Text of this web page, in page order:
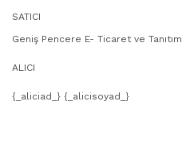
SATICI
Geniş Pencere E- Ticaret ve Tanıtım
ALICI
{_aliciad_} {_alicisoyad_}